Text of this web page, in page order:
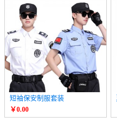
短袖保安制服套装
￥0.00